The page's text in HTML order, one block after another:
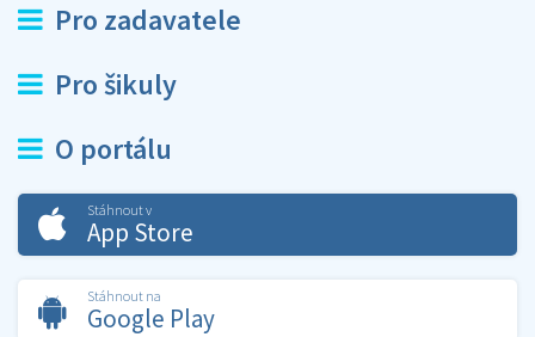
Pro zadavatele
Pro šikuly
O portálu
Stáhnout v
App Store
Stáhnout na
Google Play